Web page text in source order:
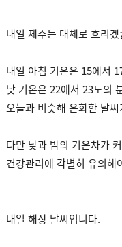
내일 제주는 대체로 흐리겠
내일 아침 기온은 15에서
낮 기온은 22에서 23도의
오늘과 비슷해 온화한 날
다만 낮과 밤의 기온차가 커
건강관리에 각별히 유의해
내일 해상 날씨입니다.